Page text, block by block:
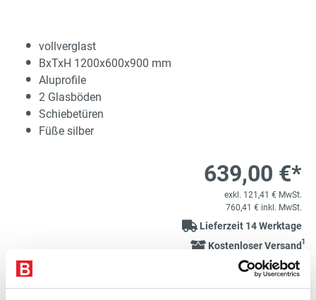
vollverglast
BxTxH 1200x600x900 mm
Aluprofile
2 Glasböden
Schiebetüren
Füße silber
639,00 €*
exkl. 121,41 € MwSt.
760,41 € inkl. MwSt.
Lieferzeit 14 Werktage
Kostenloser Versand1